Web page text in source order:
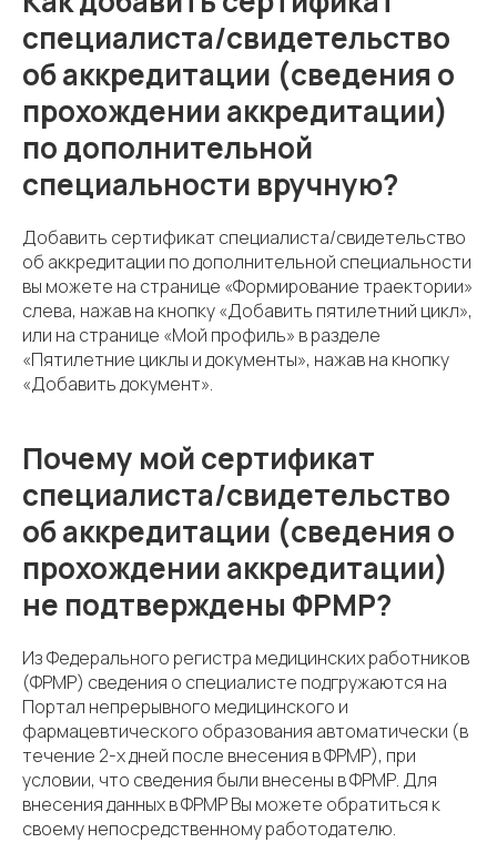
специалиста/свидетельство
об аккредитации (сведения о
прохождении аккредитации)
по дополнительной
специальности вручную?
Добавить сертификат специалиста/свидетельство
об аккредитации по дополнительной специальности
вы можете на странице «Формирование траектории»
слева, нажав на кнопку «Добавить пятилетний цикл»,
или на странице «Мой профиль» в разделе
«Пятилетние циклы и документы», нажав на кнопку
«Добавить документ».
Почему мой сертификат
специалиста/свидетельство
об аккредитации (сведения о
прохождении аккредитации)
не подтверждены ФРМР?
Из Федерального регистра медицинских работников
(ФРМР) сведения о специалисте подгружаются на
Портал непрерывного медицинского и
фармацевтического образования автоматически (в
течение 2-х дней после внесения в ФРМР), при
условии, что сведения были внесены в ФРМР. Для
внесения данных в ФРМР Вы можете обратиться к
своему непосредственному работодателю.